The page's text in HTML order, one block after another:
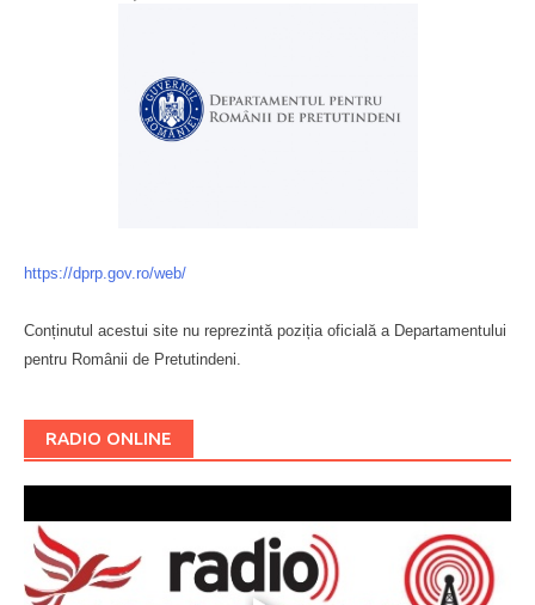
https://dprp.gov.ro/web/
Conținutul acestui site nu reprezintă poziția oficială a Departamentului
pentru Românii de Pretutindeni.
RADIO ONLINE